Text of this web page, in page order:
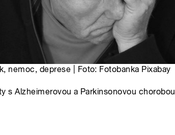
nemoc, deprese | Foto: Fotobanka Pixabay
s Alzheimerovou a Parkinsonovou chorobou